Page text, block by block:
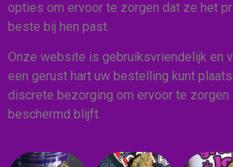
opties om ervoor te zorgen dat ze het
beste bij hen past.
Onze website is gebruiksvriendelijk en
een gerust hart uw bestelling kunt
discrete bezorging om ervoor te zorgen
beschermd blijft.